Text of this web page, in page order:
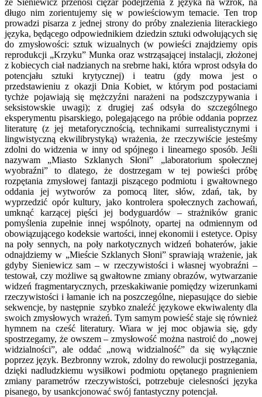
że Sieniewicz przenosi ciężar podejrzenia z języka na wzrok, na
długo nim zorientujemy się w powieściowym temacie. Ten trop
prowadzi pisarza z jednej strony do próby znalezienia literackiego
języka, będącego odpowiednikiem dziedzin sztuki odwołujących się
do zmysłowości: sztuk wizualnych (w powieści znajdziemy opis
reprodukcji „Krzyku” Munka oraz wstrząsającej instalacji, złożonej
z kobiecych ciał nadzianych na srebrne haki, która wprost odsyła do
potencjału sztuki krytycznej) i teatru (gdy mowa jest o
przedstawieniu z okazji Dnia Kobiet, w którym pod postaciami
tychże pojawiają się mężczyźni narażeni na podszczypywania i
seksistowskie uwagi); z drugiej zaś odsyła do szczególnego
eksperymentu pisarskiego, polegającego na próbie oddania poprzez
literaturę (z jej metaforycznością, technikami surrealistycznymi i
lingwistyczną ekwilibrystyką) wrażenia, że rzeczywiście jesteśmy
zdolni do widzenia w inny od spójnego i linearnego sposób. Jeśli
nazywam „Miasto Szklanych Słoni” „laboratorium społecznej
wyobraźni” to dlatego, że dostrzegam w tej powieści próbę
rozpętania zmysłowej fantazji piszącego podmiotu i gwałtownego
oddania jej wytworów za pomocą liter, słów, zdań, tak, by
wyprzedzić opór kultury, jako kontrolera społecznych zachowań,
umknąć karzącej pięści jej bodyguardów – strażników granic
pomyślenia zupełnie innej wspólnoty, opartej na odmiennym od
obowiązującego kodeksie wartości, innej ekonomii i estetyce. Opisy
na poły sennych, na poły narkotycznych widzeń bohaterów, jakie
odnajdziemy w „Mieście Szklanych Słoni” sprawiają wrażenie, jak
gdyby Sieniewicz sam – w rzeczywistości i własnej wyobraźni –
testował, czy możliwe są gwałtowne zmiany obrazów, wytwarzanie
widzeń fragmentarycznych, przeskakiwanie pomiędzy wizerunkami
rzeczywistości i łamanie ich na poszczególne, niepasujące do siebie
sekwencje, by następnie szybko znaleźć językowe ekwiwalenty dla
swoich zmysłowych wrażeń. Tym samym powieść staje się również
hymnem na cześć literatury. Wiara w jej moc objawia się, gdy
spostrzegamy, że owszem – zmysłowość można nastroić do „nowej
widzialności”, ale oddać „nową widzialność” da się wyłącznie
poprzez język. Bezbronny wzrok, zdolny do rewolucji postrzegania,
dzięki nadludzkiemu wysiłkowi podmiotu opętanego pragnieniem
zmiany parametrów rzeczywistości, potrzebuje cielesności języka
pisanego, by usankcjonować swój fantastyczny potencjał.